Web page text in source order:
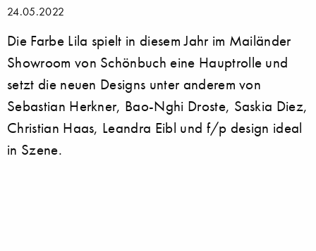
24.05.2022
Die Farbe Lila spielt in diesem Jahr im Mailänder
Showroom von Schönbuch eine Hauptrolle und
setzt die neuen Designs unter anderem von
Sebastian Herkner, Bao-Nghi Droste, Saskia Diez,
Christian Haas, Leandra Eibl und f/p design ideal
in Szene.